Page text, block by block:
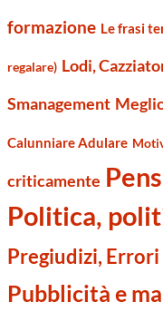
formazione Le frasi
regalare) Lodi,
Smanagement
Calunniare Adulare
criticamente
Politica,
Pregiudizi,
Pubblicità e